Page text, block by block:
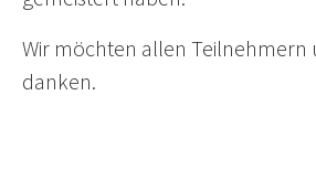
Wir möchten allen Teilnehmern
danken.